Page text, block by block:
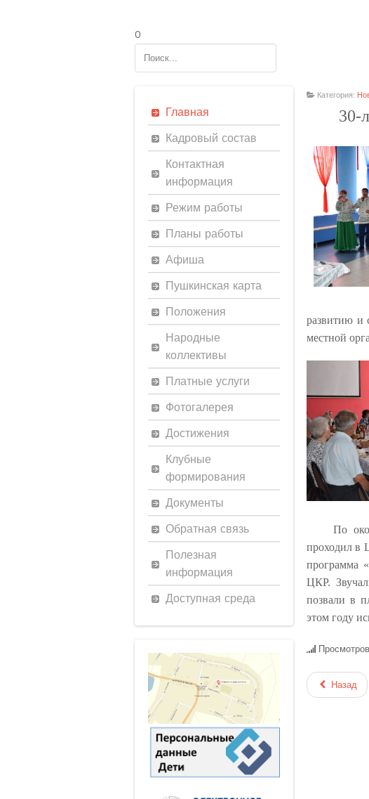
0
Главная
Кадровый состав
Контактная
информация
Режим работы
Планы работы
Афиша
Пушкинская карта
Положения
Народные
коллективы
Платные услуги
Фотогалерея
Достижения
Клубные
формирования
Документы
Обратная связь
Полезная
информация
Доступная среда
Бесплатные
Категория:
30-
развитию и
местной
По
проходил в
программа
ЦКР.
позвали в
этом году
Назад